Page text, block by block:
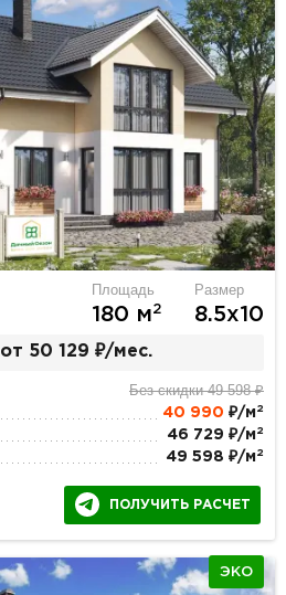
Площадь
180 м2
Размер
8.5х10
от 50 129 ₽/мес.
Без скидки 49 598 ₽
40 990 ₽/м 2
46 729 ₽/м 2
49 598 ₽/м 2
ПОЛУЧИТЬ РАСЧЕТ
ЭКО